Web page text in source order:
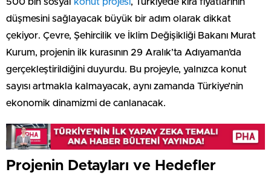
düşmesini sağlayacak büyük bir adım olarak dikkat
çekiyor. Çevre, Şehircilik ve İklim Değişikliği Bakanı Murat
Kurum, projenin ilk kurasının 29 Aralık’ta Adıyaman’da
gerçekleştirildiğini duyurdu. Bu projeyle, yalnızca konut
sayısı artmakla kalmayacak, aynı zamanda Türkiye’nin
ekonomik dinamizmi de canlanacak.
Projenin Detayları ve Hedefler